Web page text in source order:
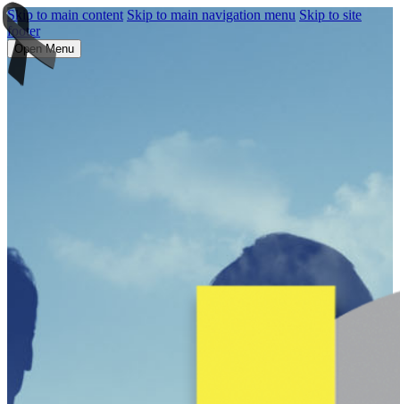
Skip to main content Skip to main navigation menu Skip to site
footer
Open Menu